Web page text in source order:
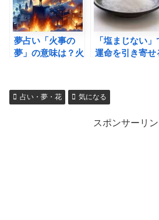
夢占い「火事の
夢」の意味は？火
「塩まじない」
運命を引き寄せ
説
占い・夢・花 気になる
スポンサーリン